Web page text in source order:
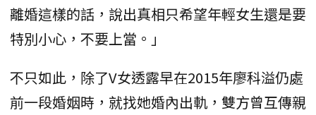
離婚這樣的話，說出真相只希望年輕女生還是要
特別小心，不要上當。」
不只如此，除了V女透露早在2015年廖科溢仍處
前一段婚姻時，就找她婚內出軌，雙方曾互傳親